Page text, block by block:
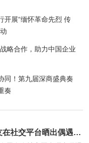
开展“缅怀革命先烈 传
略合作，助力中国企业
同！第九届深商盛典奏
奏
有网友在社交平台晒出偶遇鹿晗关晓彤的照片